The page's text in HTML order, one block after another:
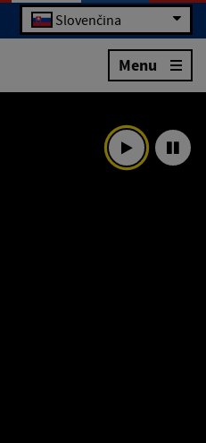
Slovenčina
Menu